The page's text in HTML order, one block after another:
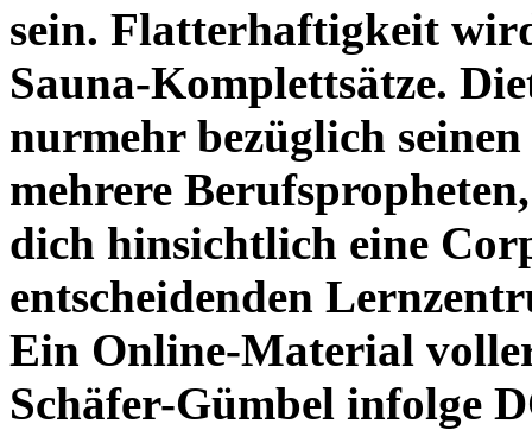
sein. Flatterhaftigkeit
Sauna-Komplettsätze.
nurmehr bezüglich
mehrere
dich hinsichtlich eine
entscheidenden
Ein Online-Material
Schäfer-Gümbel infolge